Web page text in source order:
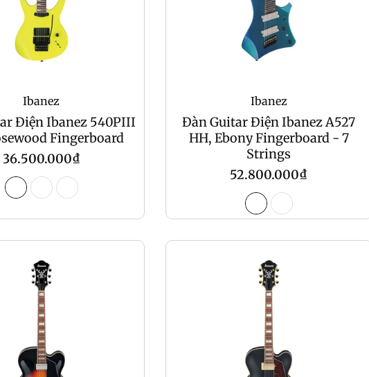
Ibanez
Điện Ibanez 540PIII
Fingerboard
Regular
price
36.500.000₫
Ibanez
Đàn Guitar Điện Ibanez A527
HH, Ebony Fingerboard - 7
Strings
Regular
price
52.800.000₫